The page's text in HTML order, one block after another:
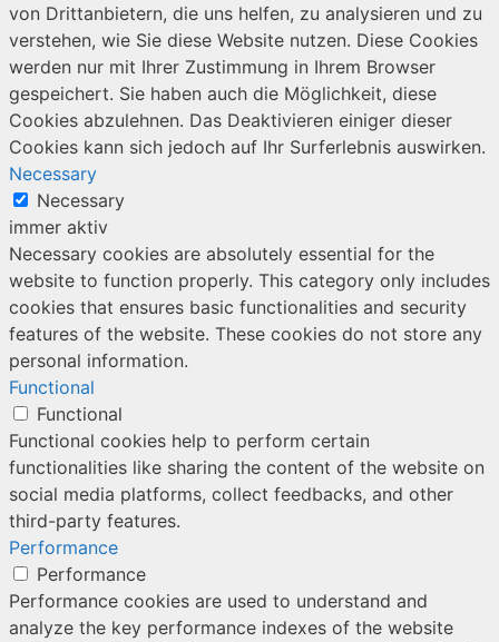
von Drittanbietern, die uns helfen, zu analysieren und zu
verstehen, wie Sie diese Website nutzen. Diese Cookies
werden nur mit Ihrer Zustimmung in Ihrem Browser
gespeichert. Sie haben auch die Möglichkeit, diese
Cookies abzulehnen. Das Deaktivieren einiger dieser
Cookies kann sich jedoch auf Ihr Surferlebnis auswirken.
Necessary
Necessary
immer aktiv
Necessary cookies are absolutely essential for the
website to function properly. This category only includes
cookies that ensures basic functionalities and security
features of the website. These cookies do not store any
personal information.
Functional
Functional
Functional cookies help to perform certain
functionalities like sharing the content of the website on
social media platforms, collect feedbacks, and other
third-party features.
Performance
Performance
Performance cookies are used to understand and
analyze the key performance indexes of the website